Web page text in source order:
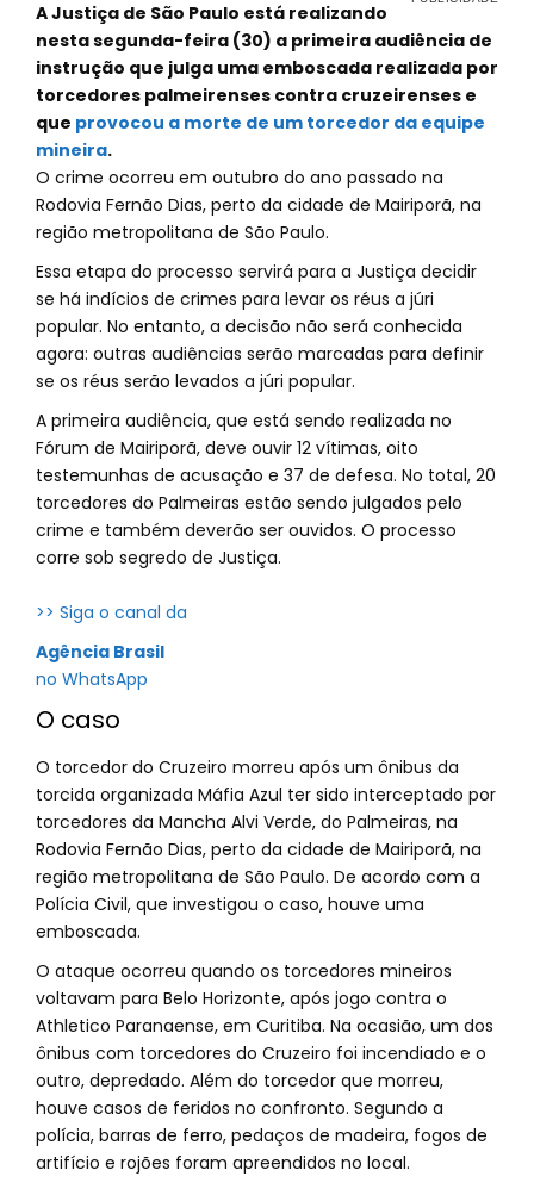
A Justiça de São Paulo está realizando
nesta segunda-feira (30) a primeira audiência de
instrução que julga uma emboscada realizada por
torcedores palmeirenses contra cruzeirenses e
que provocou a morte de um torcedor da equipe
mineira.
O crime ocorreu em outubro do ano passado na
Rodovia Fernão Dias, perto da cidade de Mairiporã, na
região metropolitana de São Paulo.
Essa etapa do processo servirá para a Justiça decidir
se há indícios de crimes para levar os réus a júri
popular. No entanto, a decisão não será conhecida
agora: outras audiências serão marcadas para definir
se os réus serão levados a júri popular.
A primeira audiência, que está sendo realizada no
Fórum de Mairiporã, deve ouvir 12 vítimas, oito
testemunhas de acusação e 37 de defesa. No total, 20
torcedores do Palmeiras estão sendo julgados pelo
crime e também deverão ser ouvidos. O processo
corre sob segredo de Justiça.
>> Siga o canal da
Agência Brasil
no WhatsApp
O caso
O torcedor do Cruzeiro morreu após um ônibus da
torcida organizada Máfia Azul ter sido interceptado por
torcedores da Mancha Alvi Verde, do Palmeiras, na
Rodovia Fernão Dias, perto da cidade de Mairiporã, na
região metropolitana de São Paulo. De acordo com a
Polícia Civil, que investigou o caso, houve uma
emboscada.
O ataque ocorreu quando os torcedores mineiros
voltavam para Belo Horizonte, após jogo contra o
Athletico Paranaense, em Curitiba. Na ocasião, um dos
ônibus com torcedores do Cruzeiro foi incendiado e o
outro, depredado. Além do torcedor que morreu,
houve casos de feridos no confronto. Segundo a
polícia, barras de ferro, pedaços de madeira, fogos de
artifício e rojões foram apreendidos no local.